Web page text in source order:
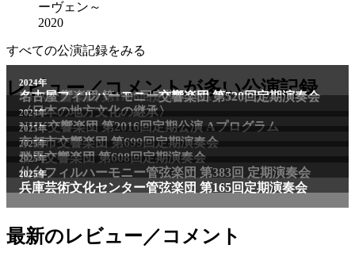
ーヴェン～
2020
すべての公演記録をみる
レビュー／コメントが多い公演記録
2011年
NHK交響楽団 第1706回定期公演Aプログラム
2024年
名古屋フィルハーモニー交響楽団 第520回定期演奏会
〈日本の地方文化の継承〉
2024年
NHK交響楽団 第2016回定期公演 Aプログラム
2025年
京都市交響楽団 第699回定期演奏会
2025年
群馬交響楽団 第608回定期演奏会
2025年
仙台フィルハーモニー管弦楽団 第383回 定期演奏会
2025年
兵庫芸術文化センター管弦楽団 第165回定期演奏会
最新のレビュー／コメント